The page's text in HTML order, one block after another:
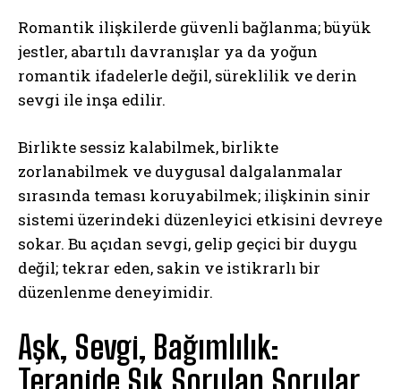
Romantik ilişkilerde güvenli bağlanma; büyük
jestler, abartılı davranışlar ya da yoğun
romantik ifadelerle değil, süreklilik ve derin
sevgi ile inşa edilir.
Birlikte sessiz kalabilmek, birlikte
zorlanabilmek ve duygusal dalgalanmalar
sırasında teması koruyabilmek; ilişkinin sinir
sistemi üzerindeki düzenleyici etkisini devreye
sokar. Bu açıdan sevgi, gelip geçici bir duygu
değil; tekrar eden, sakin ve istikrarlı bir
düzenlenme deneyimidir.
Aşk, Sevgi, Bağımlılık:
Terapide Sık Sorulan Sorular